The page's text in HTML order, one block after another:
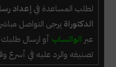
لطلب المساعدة في إعداد
الدكتوراة يرجى التواصل
عبر الواتساب أو ارسال طلبك
تصنيفه والرد عليه في